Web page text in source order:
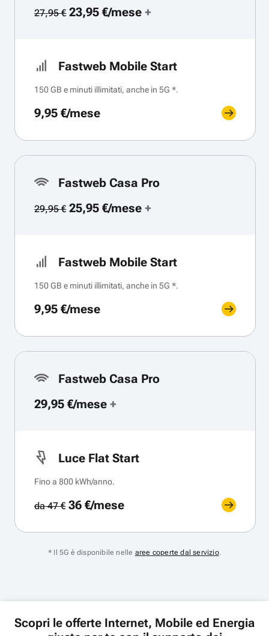
27,95 €23,95 €/mese+
Fastweb Mobile Start
150 GB e minuti illimitati, anche in 5G *.
9,95 €/mese
Fastweb Casa Pro
29,95 €25,95 €/mese+
Fastweb Mobile Start
150 GB e minuti illimitati, anche in 5G *.
9,95 €/mese
Fastweb Casa Pro
29,95 €/mese +
Luce Flat Start
Fino a 800 kWh/anno.
da 47 €36 €/mese
* Il 5G è disponibile nelle aree coperte dal servizio.
Scopri le offerte Internet, Mobile ed Energia